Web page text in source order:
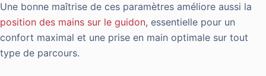
Une bonne maîtrise de ces paramètres améliore aussi la
position des mains sur le guidon, essentielle pour un
confort maximal et une prise en main optimale sur tout
type de parcours.